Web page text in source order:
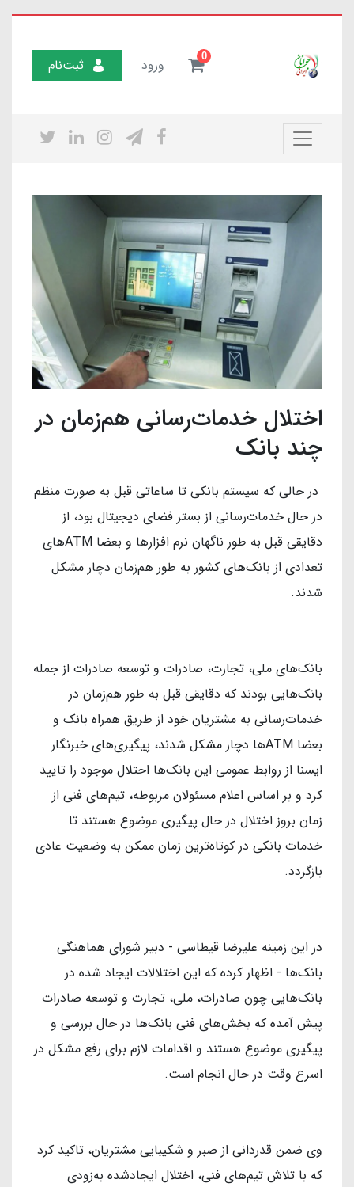
0 ورود ثبت‌نام
اختلال خدمات‌رسانی هم‌زمان در
چند بانک
در حالی که سیستم بانکی تا ساعاتی قبل به صورت منظم
در حال خدمات‌رسانی از بستر فضای دیجیتال بود، از
دقایقی قبل به طور ناگهان نرم افزارها و بعضا ATMهای
تعدادی از بانک‌های کشور به طور هم‌زمان دچار مشکل
شدند.
بانک‌های ملی، تجارت، صادرات و توسعه صادرات از جمله
بانک‌هایی بودند که دقایقی قبل به طور هم‌زمان در
خدمات‌رسانی به مشتریان خود از طریق همراه بانک و
بعضا ATMها دچار مشکل شدند، پیگیری‌های خبرنگار
ایسنا از روابط عمومی این بانک‌ها اختلال موجود را تایید
کرد و بر اساس اعلام مسئولان مربوطه، تیم‌های فنی از
زمان بروز اختلال در حال پیگیری موضوع هستند تا
خدمات بانکی در کوتاه‌ترین زمان ممکن به وضعیت عادی
بازگردد.
در این زمینه علیرضا قیطاسی - دبیر شورای هماهنگی
بانک‌ها - اظهار کرده که این اختلالات ایجاد شده در
بانک‌هایی چون صادرات، ملی، تجارت و توسعه صادرات
پیش آمده که بخش‌های فنی بانک‌ها در حال بررسی و
پیگیری موضوع هستند و اقدامات لازم برای رفع مشکل در
اسرع وقت در حال انجام است.
وی ضمن قدردانی از صبر و شکیبایی مشتریان، تاکید کرد
که با تلاش تیم‌های فنی، اختلال ایجادشده به‌زودی